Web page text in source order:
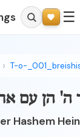
☰
T-o-
ה' הן עם
Hashem